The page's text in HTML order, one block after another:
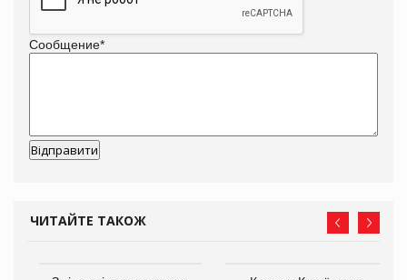
Сообщение*
ЧИТАЙТЕ ТАКОЖ